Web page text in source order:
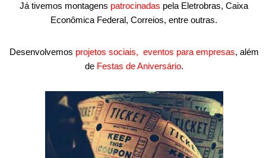
Já tivemos montagens patrocinadas pela Eletrobras, Caixa
Econômica Federal, Correios, entre outras.
Desenvolvemos projetos sociais, eventos para empresas, além
de Festas de Aniversário.